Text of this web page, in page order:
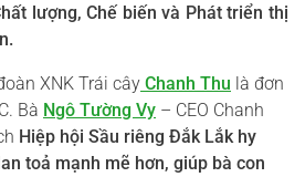
lượng, Chế biến và Phát triển thị
XNK Trái cây Chanh Thu là đơn
Bà Ngô Tường Vy – CEO Chanh
Hiệp hội Sầu riêng Đắk Lắk hy
toả mạnh mẽ hơn, giúp bà con